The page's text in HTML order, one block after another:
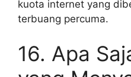
kuota internet yang
terbuang percuma.
16. Apa